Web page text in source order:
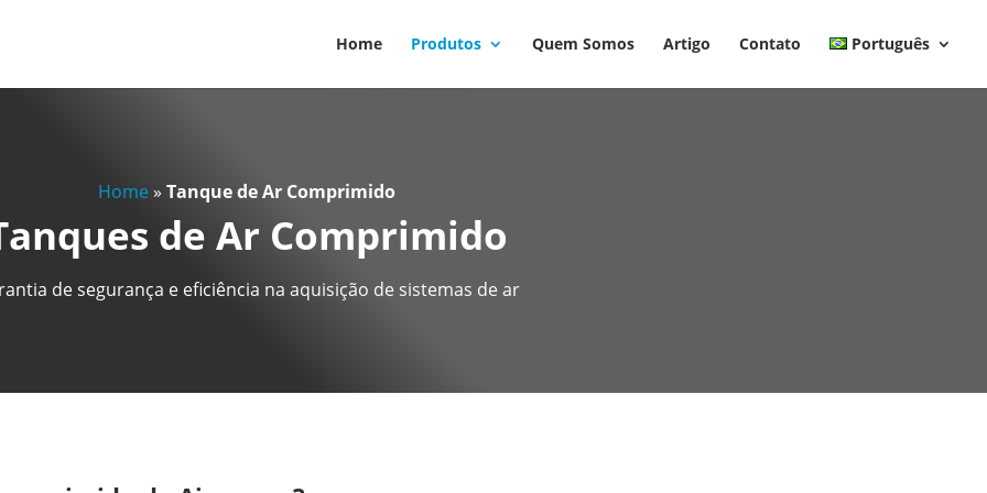
Home Produtos Quem Somos Artigo Contato Português
Home » Tanque de Ar Comprimido
de Ar Comprimido
de segurança e eficiência na aquisição de sistemas de ar